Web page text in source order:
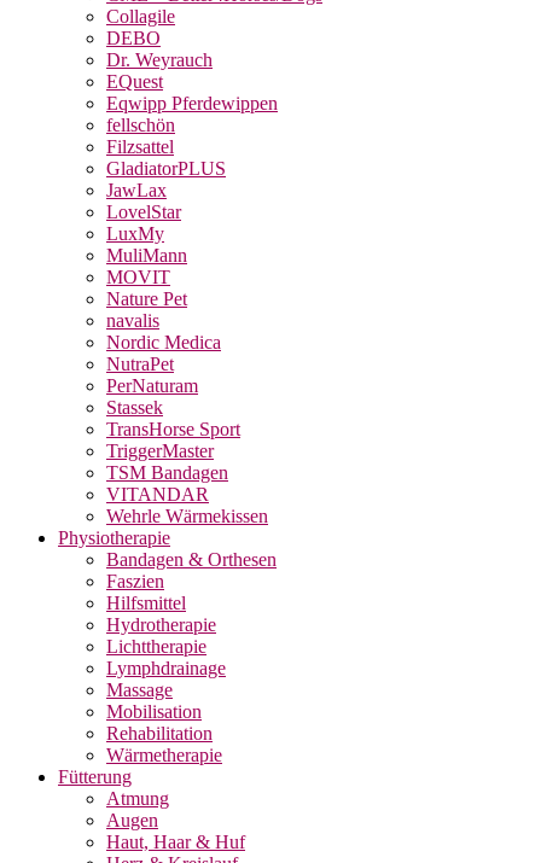
Collagile
DEBO
Dr. Weyrauch
EQuest
Eqwipp Pferdewippen
fellschön
Filzsattel
GladiatorPLUS
JawLax
LovelStar
LuxMy
MuliMann
MOVIT
Nature Pet
navalis
Nordic Medica
NutraPet
PerNaturam
Stassek
TransHorse Sport
TriggerMaster
TSM Bandagen
VITANDAR
Wehrle Wärmekissen
Physiotherapie
Bandagen & Orthesen
Faszien
Hilfsmittel
Hydrotherapie
Lichttherapie
Lymphdrainage
Massage
Mobilisation
Rehabilitation
Wärmetherapie
Fütterung
Atmung
Augen
Haut, Haar & Huf